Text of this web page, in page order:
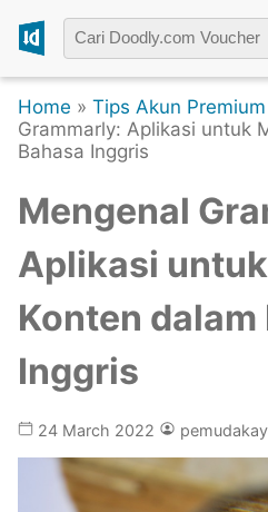
Home » Tips Akun Premium
Grammarly: Aplikasi untuk
Bahasa Inggris
Mengenal
Aplikasi
Konten dalam
Inggris
24 March 2022